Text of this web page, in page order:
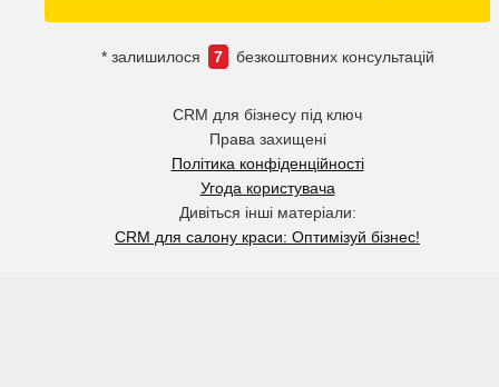
* залишилося 7 безкоштовних консультацій
CRM для бізнесу під ключ
Права захищені
Політика конфіденційності
Угода користувача
Дивіться інші матеріали:
CRM для салону краси: Оптимізуй бізнес!